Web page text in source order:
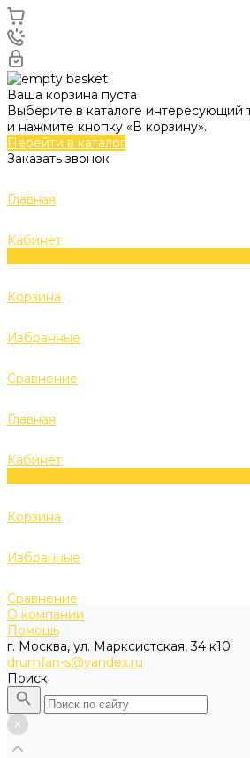
Ваша корзина пуста
Выберите в каталоге интересующий
и нажмите кнопку «В корзину».
Перейти в каталог
Заказать звонок
Главная
Кабинет
Корзина
Избранные
Сравнение
Главная
Кабинет
Корзина
Избранные
Сравнение
О компании
Помощь
г. Москва, ул. Марксистская, 34 к10
drumfan-s@yandex.ru
Поиск